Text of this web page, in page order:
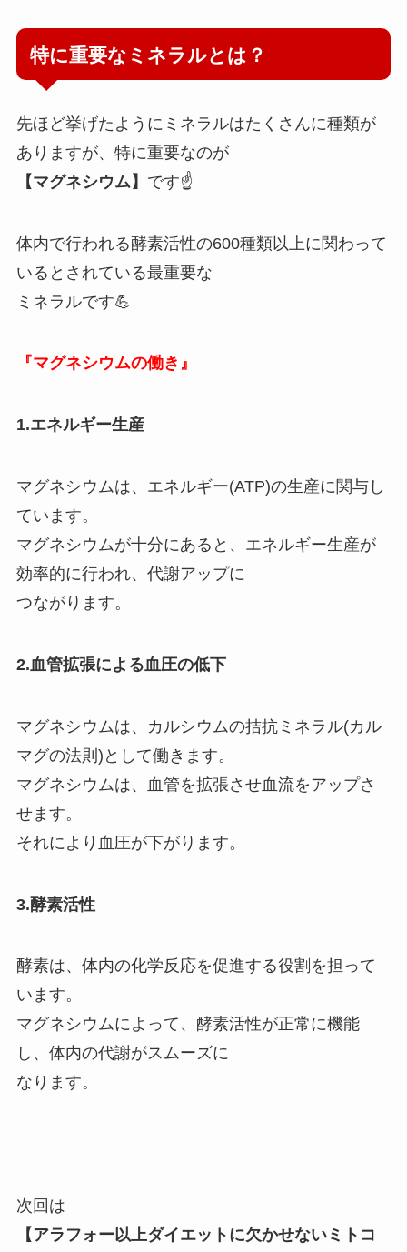
特に重要なミネラルとは？
先ほど挙げたようにミネラルはたくさんに種類が
ありますが、特に重要なのが
【マグネシウム】 です☝️
体内で行われる酵素活性の600種類以上に関わって
いるとされている最重要な
ミネラルです💪
『マグネシウムの働き』
1.エネルギー生産
マグネシウムは、エネルギー(ATP)の生産に関与し
ています。
マグネシウムが十分にあると、エネルギー生産が
効率的に行われ、代謝アップに
つながります。
2.血管拡張による血圧の低下
マグネシウムは、カルシウムの拮抗ミネラル(カル
マグの法則)として働きます。
マグネシウムは、血管を拡張させ血流をアップさ
せます。
それにより血圧が下がります。
3.酵素活性
酵素は、体内の化学反応を促進する役割を担って
います。
マグネシウムによって、酵素活性が正常に機能
し、体内の代謝がスムーズに
なります。
次回は
【アラフォー以上ダイエットに欠かせないミトコ